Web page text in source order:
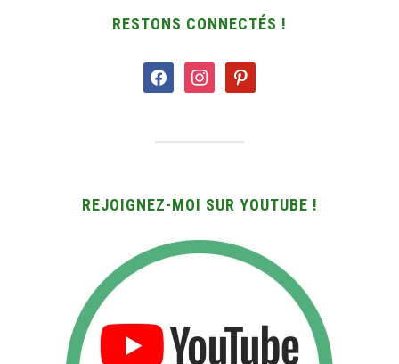
RESTONS CONNECTÉS !
facebookinstagrampinterest
REJOIGNEZ-MOI SUR YOUTUBE !